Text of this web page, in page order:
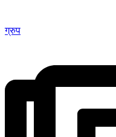
ग्रुप